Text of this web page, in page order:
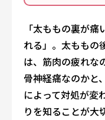
「太ももの裏が
れる」。太ももの
は、筋肉の疲れな
骨神経痛なのかと
によって対処が変
りを知ることが大